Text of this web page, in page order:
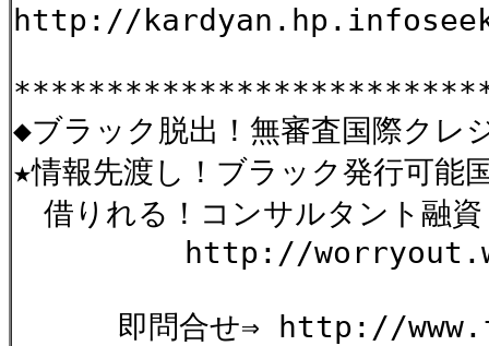
http://
◆ブラック脱出！無審査国際クレ
★情報先渡し！ブラック発行可能
借りれる！コンサルタント融資
http://
即問合せ⇒ http://